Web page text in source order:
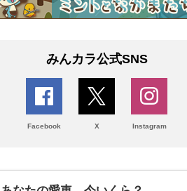
みんカラ公式SNS
Facebook X Instagram